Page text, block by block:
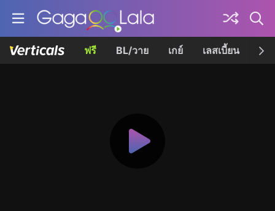
ฟรี BL/วาย เกย์ เลสเบี้ยน เค